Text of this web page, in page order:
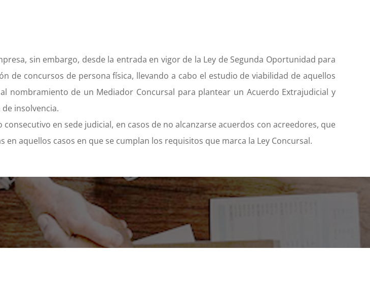
sin embargo, desde la entrada en vigor de la Ley de Segunda Oportunidad para
de concursos de persona física, llevando a cabo el estudio de viabilidad de aquellos
nombramiento de un Mediador Concursal para plantear un Acuerdo Extrajudicial y
insolvencia.
en sede judicial, en casos de no alcanzarse acuerdos con acreedores, que
aquellos casos en que se cumplan los requisitos que marca la Ley Concursal.